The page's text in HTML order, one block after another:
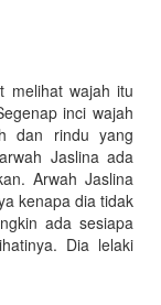
melihat wajah itu
inci wajah
dan rindu yang
Jaslina ada
Arwah Jaslina
kenapa dia tidak
ada sesiapa
Dia lelaki